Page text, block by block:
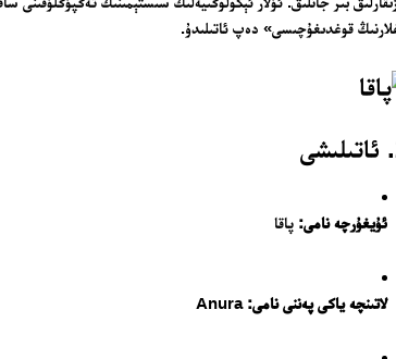
قوغدىغۇچىسى» دەپ ئاتىلىدۇ.
ئۇيغۇرچە نامى: پاقا
لاتىنچە ياكى پەننى نامى: Anura